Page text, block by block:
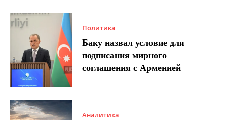
Политика
Баку назвал условие для
подписания мирного
соглашения с Арменией
Аналитика